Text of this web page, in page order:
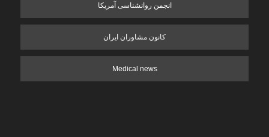
انجمن روانشناسی آمریکا
کانون مشاوران ایران
Medical news